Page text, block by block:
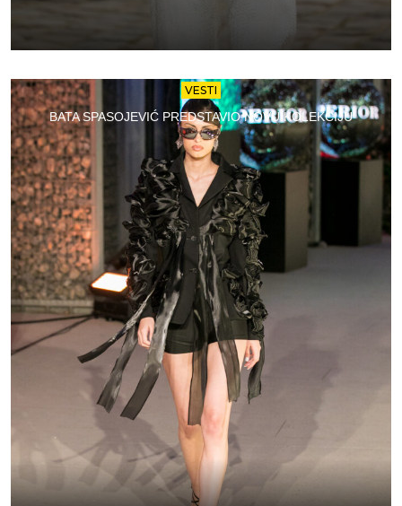
VESTI
BATA SPASOJEVIĆ PREDSTAVIO NOVU KOLEKCIJU